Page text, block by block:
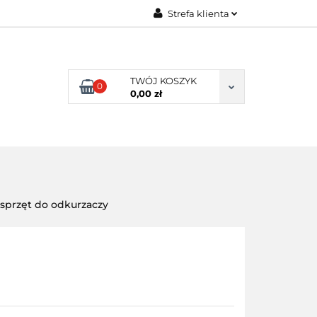
Strefa klienta
Zarejestruj się
Dodaj zgłoszenie
0
TWÓJ KOSZYK
0,00 zł
KLIENCI
do odkurzaczy